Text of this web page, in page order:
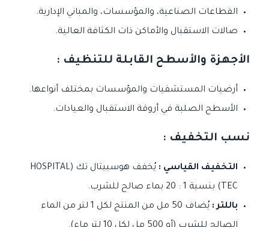
القطاعات الصناعية، والمؤسسات، والمباني الإدارية.
صالات الاستقبال والأماكن ذات الكثافة العالية.
الأجهزة والأسطح القابلة للتنظيف :
أرضيات المستشفيات والمؤسسات بمختلف أنواعها.
الأسطح الصلبة في أروقة الاستقبال والعيادات.
نسب التخفيف :
التخفيف القياسي :
يُخفف هوسبيتال تك (HOSPITAL
TEC) بنسبة 1 : 20 بماء صالح للشرب.
باللتر :
يُضاف 50 مل من المنتج لكل 1 لتر من الماء